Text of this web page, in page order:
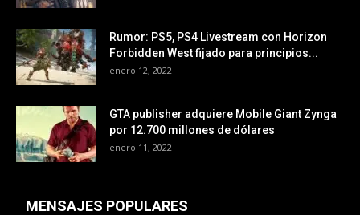
Rumor: PS5, PS4 Livestream con Horizon
Forbidden West fijado para principios...
enero 12, 2022
GTA publisher adquiere Mobile Giant Zynga
por 12.700 millones de dólares
enero 11, 2022
MENSAJES POPULARES